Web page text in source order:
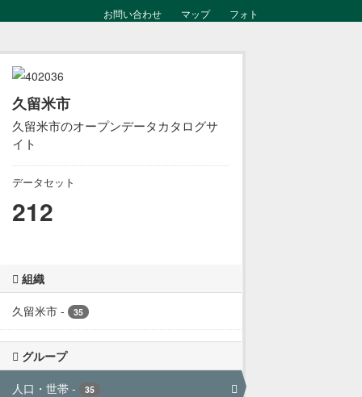
お問い合わせ マップ フォト
久留米市
久留米市のオープンデータカタログサ
イト
データセット
212
組織
久留米市 - 35
グループ
人口・世帯 - 35